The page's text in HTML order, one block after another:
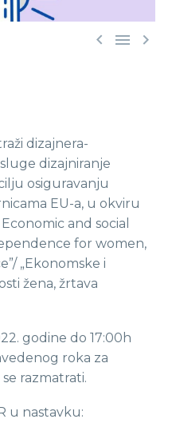
  
dizajnera-
dizajniranje
osiguravanju
EU-a, u okviru
and social
for women,
„Ekonomske i
žena, žrtava
godine do 17:00h
roka za
razmatrati.
u nastavku: